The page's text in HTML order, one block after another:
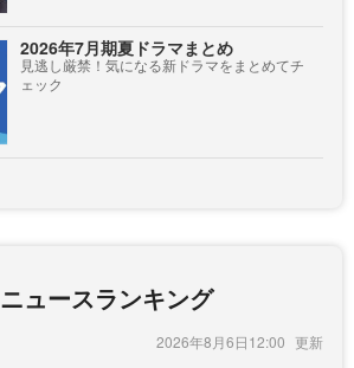
2026年7月期夏ドラマまとめ
見逃し厳禁！気になる新ドラマをまとめてチ
ェック
ニュースランキング
2026年8月6日12:00